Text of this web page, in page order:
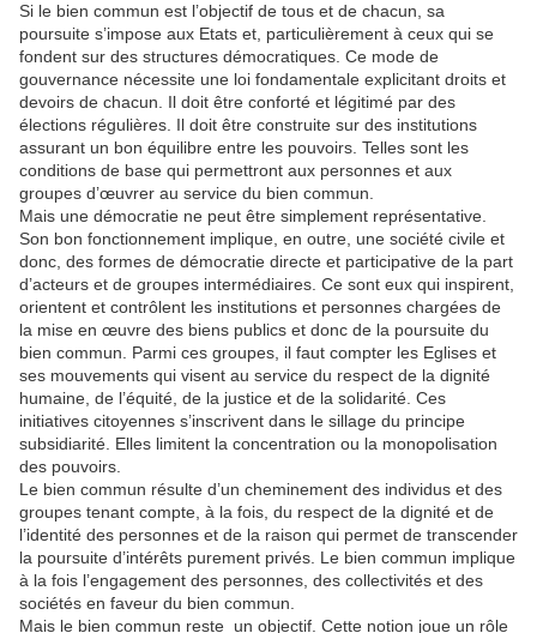
Si le bien commun est l’objectif de tous et de chacun, sa
poursuite s’impose aux Etats et, particulièrement à ceux qui se
fondent sur des structures démocratiques. Ce mode de
gouvernance nécessite une loi fondamentale explicitant droits et
devoirs de chacun. Il doit être conforté et légitimé par des
élections régulières. Il doit être construite sur des institutions
assurant un bon équilibre entre les pouvoirs. Telles sont les
conditions de base qui permettront aux personnes et aux
groupes d’œuvrer au service du bien commun.
Mais une démocratie ne peut être simplement représentative.
Son bon fonctionnement implique, en outre, une société civile et
donc, des formes de démocratie directe et participative de la part
d’acteurs et de groupes intermédiaires. Ce sont eux qui inspirent,
orientent et contrôlent les institutions et personnes chargées de
la mise en œuvre des biens publics et donc de la poursuite du
bien commun. Parmi ces groupes, il faut compter les Eglises et
ses mouvements qui visent au service du respect de la dignité
humaine, de l’équité, de la justice et de la solidarité. Ces
initiatives citoyennes s’inscrivent dans le sillage du principe
subsidiarité. Elles limitent la concentration ou la monopolisation
des pouvoirs.
Le bien commun résulte d’un cheminement des individus et des
groupes tenant compte, à la fois, du respect de la dignité et de
l’identité des personnes et de la raison qui permet de transcender
la poursuite d’intérêts purement privés. Le bien commun implique
à la fois l’engagement des personnes, des collectivités et des
sociétés en faveur du bien commun.
Mais le bien commun reste un objectif. Cette notion joue un rôle